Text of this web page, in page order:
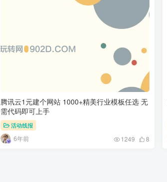
腾讯云1元建个网站 1000+精美行业模板任选 无
需代码即可上手
活动线报
6年前 1249 8